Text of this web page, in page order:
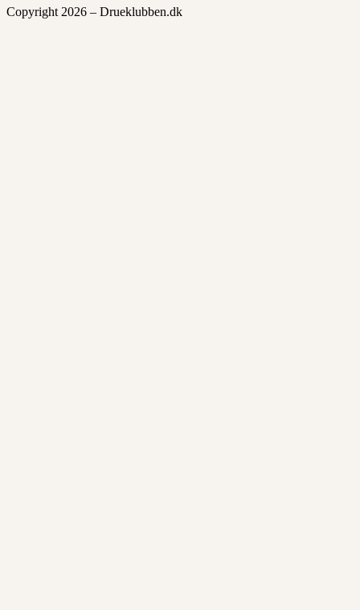
Copyright 2026 – Drueklubben.dk